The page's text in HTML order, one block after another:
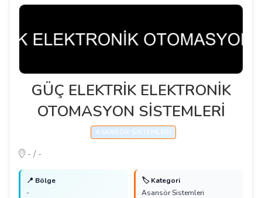
GÜÇ ELEKTRİK ELEKTRONİK
OTOMASYON SİSTEMLERİ
ASANSÖR SISTEMLERI
- / -
📍 Bölge
-
🏷️ Kategori
Asansör Sistemleri